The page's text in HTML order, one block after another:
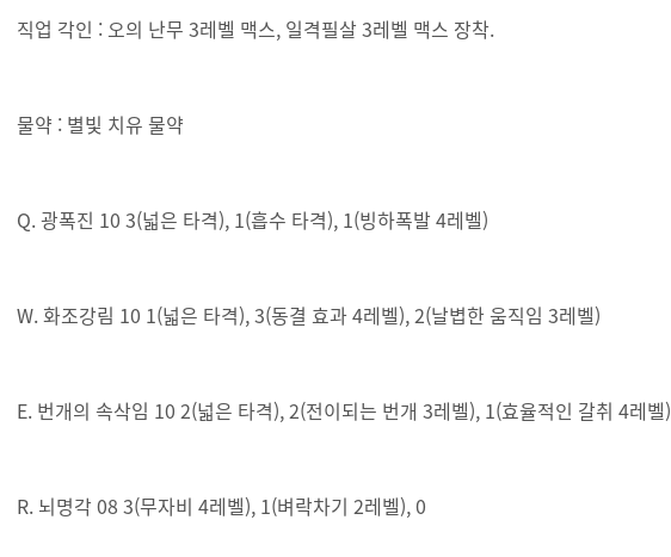
직업 각인 : 오의 난무 3레벨 맥스, 일격필살 3레벨 맥스 장착.
물약 : 별빛 치유 물약
Q. 광폭진 10 3(넓은 타격), 1(흡수 타격), 1(빙하폭발 4레벨)
W. 화조강림 10 1(넓은 타격), 3(동결 효과 4레벨), 2(날볍한 움직임 3레벨)
E. 번개의 속삭임 10 2(넓은 타격), 2(전이되는 번개 3레벨), 1(효율적인 갈취 4레벨)
R. 뇌명각 08 3(무자비 4레벨), 1(벼락차기 2레벨), 0